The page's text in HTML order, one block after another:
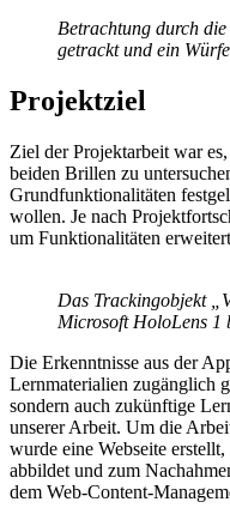
Betrachtung durch
getrackt und ein
Projektziel
Ziel der Projektarbeit war
beiden Brillen zu
Grundfunktionalitäten
wollen. Je nach
um Funktionalitäten
Das Trackingobjekt
Microsoft HoloLens 1
Die Erkenntnisse aus der
Lernmaterialien zugänglich
sondern auch zukünftige
unserer Arbeit. Um die
wurde eine Webseite
abbildet und zum
dem Web-Content-